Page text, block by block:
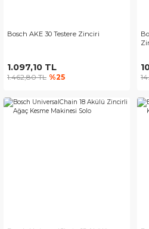
Bosch AKE 30 Testere Zinciri
1.097,10 TL
1.462,80 TL %25